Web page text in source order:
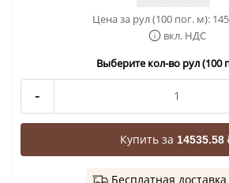
Цена за рул (100 пог. м):
вкл. НДС
Выберите кол-во рул (100
-
Купить за 14535.58
Бесплатная